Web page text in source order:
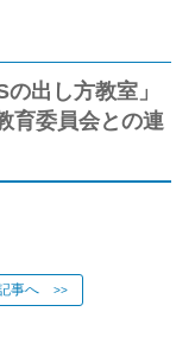
出し方教室」
育委員会との連
事へ >>